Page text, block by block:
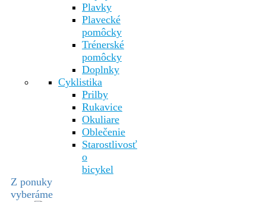
Plavky
Plavecké
pomôcky
Trénerské
pomôcky
Doplnky
Cyklistika
Prilby
Rukavice
Okuliare
Oblečenie
Starostlivosť
o
bicykel
Z ponuky
vyberáme